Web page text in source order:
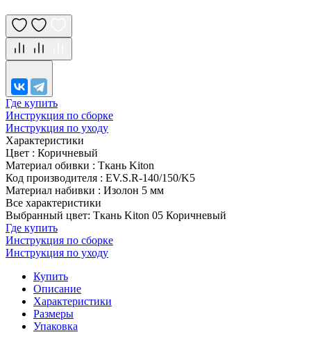
Где купить
Инструкция по сборке
Инструкция по уходу
Характеристики
Цвет : Коричневый
Материал обивки : Ткань Kiton
Код производителя : EV.S.R-140/150/K5
Материал набивки : Изолон 5 мм
Все характеристики
Выбранный цвет: Ткань Kiton 05 Коричневый
Где купить
Инструкция по сборке
Инструкция по уходу
Купить
Описание
Характеристики
Размеры
Упаковка